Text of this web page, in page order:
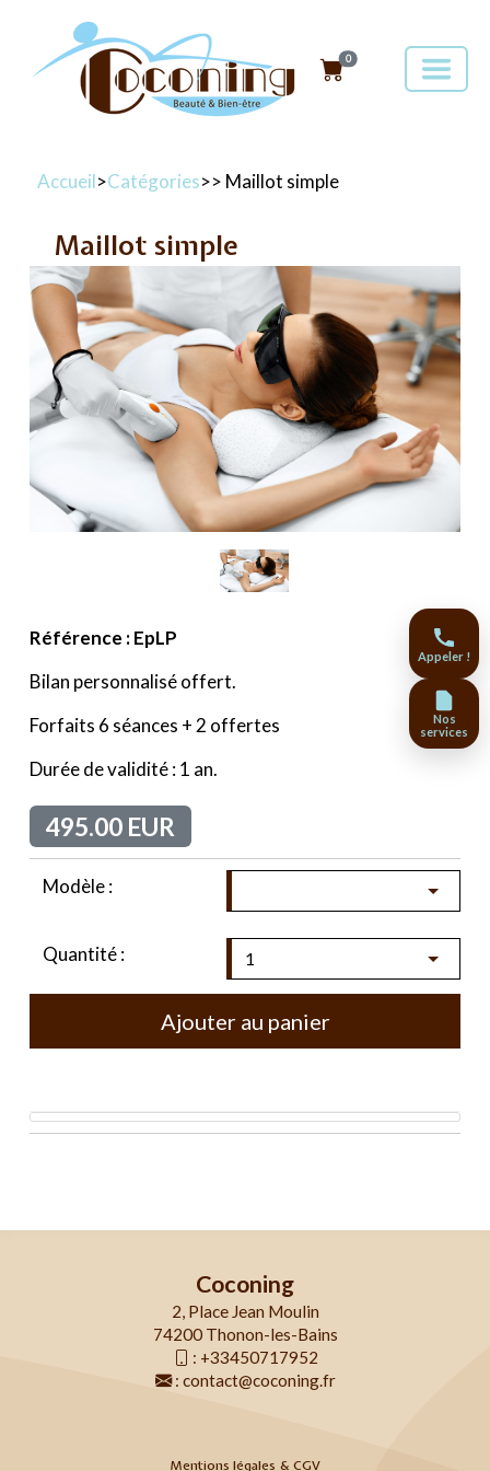
0
Accueil>Catégories>> Maillot simple
Maillot simple
Référence : EpLP
Bilan personnalisé offert.
Forfaits 6 séances + 2 offertes
Durée de validité : 1 an.
495.00 EUR
Modèle :
Quantité :
Ajouter au panier
Coconing
2, Place Jean Moulin
74200 Thonon-les-Bains
: +33450717952
: contact@coconing.fr
Mentions légales & CGV
Appeler !
Nos
services